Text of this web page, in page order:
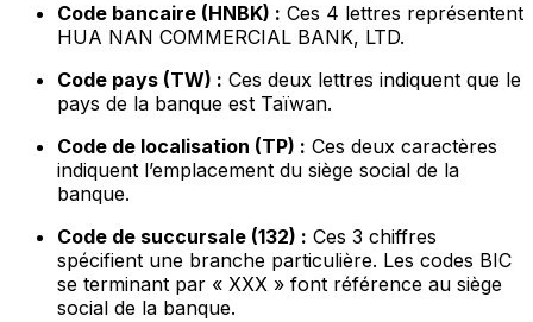
Code bancaire (HNBK) : Ces 4 lettres représentent
HUA NAN COMMERCIAL BANK, LTD.
Code pays (TW) : Ces deux lettres indiquent que le
pays de la banque est Taïwan.
Code de localisation (TP) : Ces deux caractères
indiquent l’emplacement du siège social de la
banque.
Code de succursale (132) : Ces 3 chiffres
spécifient une branche particulière. Les codes BIC
se terminant par « XXX » font référence au siège
social de la banque.